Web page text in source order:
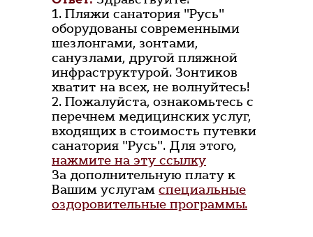
1. Пляжи санатория "Русь"
оборудованы современными
шезлонгами, зонтами,
санузлами, другой пляжной
инфраструктурой. Зонтиков
хватит на всех, не волнуйтесь!
2. Пожалуйста, ознакомьтесь с
перечнем медицинских услуг,
входящих в стоимость путевки
санатория "Русь". Для этого,
нажмите на эту ссылку
За дополнительную плату к
Вашим услугам специальные
оздоровительные программы.